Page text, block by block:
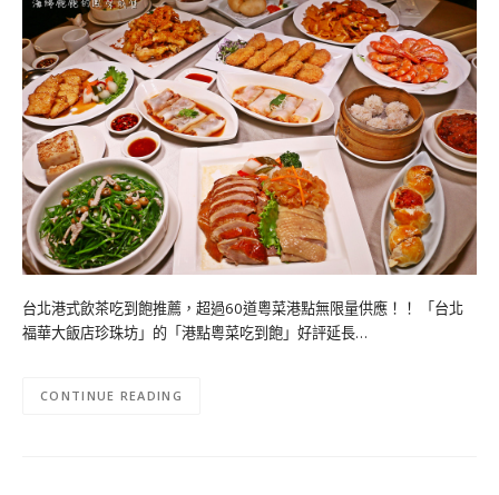
台北港式飲茶吃到飽推薦，超過60道粵菜港點無限量供應！！ 「台北
福華大飯店珍珠坊」的「港點粵菜吃到飽」好評延長…
CONTINUE READING